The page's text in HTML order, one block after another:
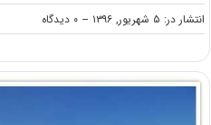
انتشار در: ۵ شهریور, ۱۳۹۶ -- ۰ دیدگاه
on
اعلام
کارشناسی
ارشد